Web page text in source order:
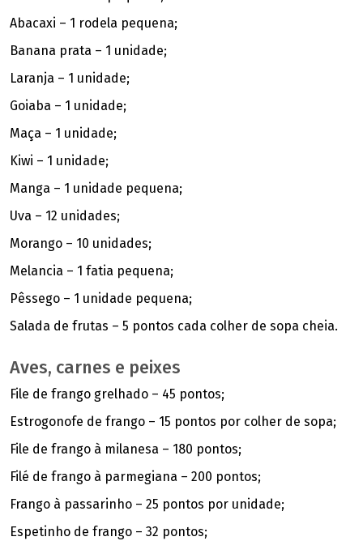
Abacaxi – 1 rodela pequena;
Banana prata – 1 unidade;
Laranja – 1 unidade;
Goiaba – 1 unidade;
Maça – 1 unidade;
Kiwi – 1 unidade;
Manga – 1 unidade pequena;
Uva – 12 unidades;
Morango – 10 unidades;
Melancia – 1 fatia pequena;
Pêssego – 1 unidade pequena;
Salada de frutas – 5 pontos cada colher de sopa cheia.
Aves, carnes e peixes
File de frango grelhado – 45 pontos;
Estrogonofe de frango – 15 pontos por colher de sopa;
File de frango à milanesa – 180 pontos;
Filé de frango à parmegiana – 200 pontos;
Frango à passarinho – 25 pontos por unidade;
Espetinho de frango – 32 pontos;